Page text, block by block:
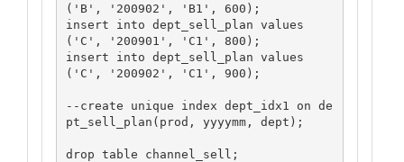
('B', '200902', 'B1', 600);
insert into dept_sell_plan values
('C', '200901', 'C1', 800);
insert into dept_sell_plan values
('C', '200902', 'C1', 900);
--create unique index dept_idx1 on de
pt_sell_plan(prod, yyyymm, dept);
drop table channel_sell;